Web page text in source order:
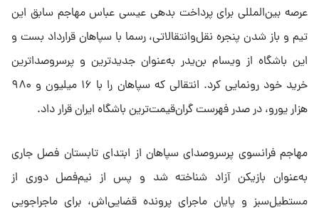
عرصه بین‌المللی برای پرداخت بدهی عیسی عباس مهاجم سابق این
تیم و باز شدن پنجره نقل‌وانتقالاتی، رسما با سپاهان قرارداد بست و
این باشگاه از ویسام بن‌یدر به‌عنوان جدیدترین و پرسروصداترین
خرید خود رونمایی کرد. انتقالی که سپاهان را با ۱۶ میلیون و ۹۸۰
هزار یورو، در صدر فهرست گران‌قیمت‌ترین باشگاه ایران قرار داد.
مهاجم فرانسوی پرسروصدای سپاهان از ابتدای تابستان فصل جاری
به‌عنوان بازیکن آزاد شناخته شد و پس از نیم‌فصل دوری از
مستطیل‌سبز و پایان ماجرای پرونده قضایی‌اش، برای ماجراجویی